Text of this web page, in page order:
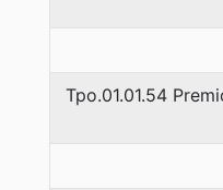
Tpo.01.01.54